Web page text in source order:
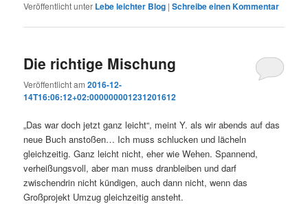
Veröffentlicht unter Lebe leichter Blog |Schreibe einen Kommentar
Die richtige Mischung
Veröffentlicht am2016-12-
14T16:06:12+02:000000001231201612
„Das war doch jetzt ganz leicht“, meint Y. als wir abends auf das
neue Buch anstoßen… Ich muss schlucken und lächeln
gleichzeitig. Ganz leicht nicht, eher wie Wehen. Spannend,
verheißungsvoll, aber man muss dranbleiben und darf
zwischendrin nicht kündigen, auch dann nicht, wenn das
Großprojekt Umzug gleichzeitig ansteht.